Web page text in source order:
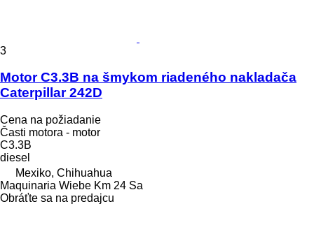
3
Motor C3.3B na šmykom riadeného nakladača
Caterpillar 242D
Cena na požiadanie
Časti motora - motor
C3.3B
diesel
Mexiko, Chihuahua
Maquinaria Wiebe Km 24 Sa
Obráťte sa na predajcu